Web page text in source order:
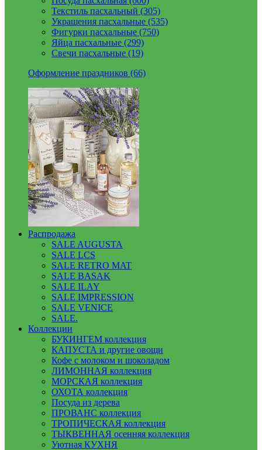
Текстиль пасхальный (305)
Украшения пасхальные (535)
Фигурки пасхальные (750)
Яйца пасхальные (299)
Свечи пасхальные (19)
Оформление праздников (66)
Распродажа
SALE AUGUSTA
SALE LCS
SALE RETRO MAT
SALE BASAK
SALE ILAY
SALE IMPRESSION
SALE VENICE
SALE.
Коллекции
БУКИНГЕМ коллекция
КАПУСТА и другие овощи
Кофе с молоком и шоколадом
ЛИМОННАЯ коллекция
МОРСКАЯ коллекция
ОХОТА коллекция
Посуда из дерева
ПРОВАНС коллекция
ТРОПИЧЕСКАЯ коллекция
ТЫКВЕННАЯ осенняя коллекция
Уютная КУХНЯ